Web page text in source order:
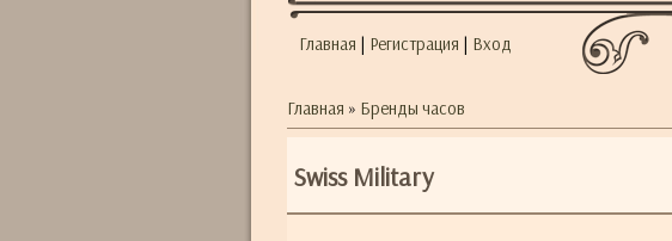
Главная | Регистрация | Вход
Главная » Бренды часов
Swiss Military